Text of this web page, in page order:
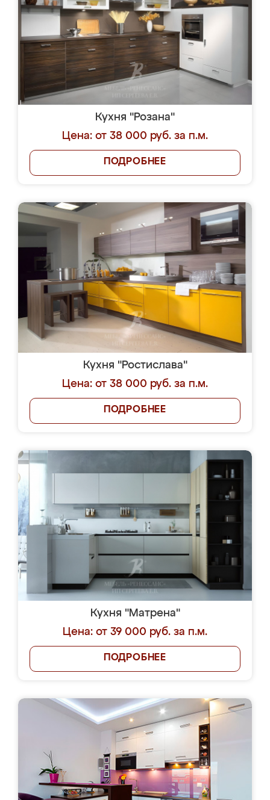
Кухня "Розана"
Цена: от 38 000 руб. за п.м.
ПОДРОБНЕЕ
Кухня "Ростислава"
Цена: от 38 000 руб. за п.м.
ПОДРОБНЕЕ
Кухня "Матрена"
Цена: от 39 000 руб. за п.м.
ПОДРОБНЕЕ